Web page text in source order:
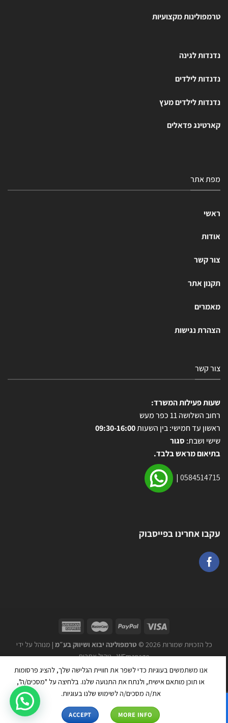
טרמפולינות מקצועיות
נדנדות לגינה
נדנדות לילדים
נדנדות לילדים מעץ
קארטינג פדאלים
מפת אתר
ראשי
אודות
צור קשר
תקנון אתר
מאמרים
הצהרת נגישות
צור קשר
שעות פעילות המשרד:
רחוב השלושה 11 כפר מעש
ראשון עד חמישי: בין השעות09:30-16:00
שישי ושבת: סגור
בתיאום מראש בלבד.
0584514715
|
עקבו אחרינו בפייסבוק
כל הזכויות שמורות 2026 © טרמפולינה יבוא ושיווק בע״מ| מנוהל על ידי
WEmanage - ניהול אתרים
אנו משתמשים בעוגיות כדי לשפר את חוויית הגלישה שלך, להציג פרסומות
או תוכן מותאם אישית, ולנתח את התנועה שלנו. בלחיצה על "מסכים/ה",
את/ה מסכים/ה לשימוש שלנו בעוגיות.
MORE INFO
ACCEPT